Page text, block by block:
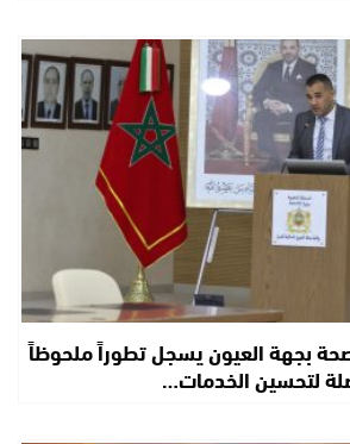
بجهة العيون يسجل تطوراً ملحوظاً
لتحسين الخدمات…